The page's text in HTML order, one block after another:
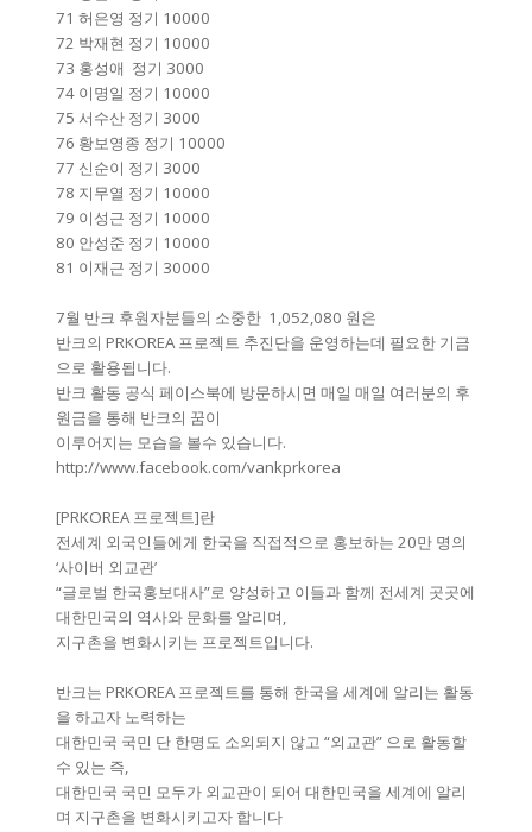
71 허은영 정기 10000
72 박재현 정기 10000
73 홍성애 정기 3000
74 이명일 정기 10000
75 서수산 정기 3000
76 황보영종 정기 10000
77 신순이 정기 3000
78 지무열 정기 10000
79 이성근 정기 10000
80 안성준 정기 10000
81 이재근 정기 30000
7월 반크 후원자분들의 소중한 1,052,080 원은
반크의 PRKOREA 프로젝트 추진단을 운영하는데 필요한 기금
으로 활용됩니다.
반크 활동 공식 페이스북에 방문하시면 매일 매일 여러분의 후
원금을 통해 반크의 꿈이
이루어지는 모습을 볼수 있습니다.
http://www.facebook.com/vankprkorea
[PRKOREA 프로젝트]란
전세계 외국인들에게 한국을 직접적으로 홍보하는 20만 명의
‘사이버 외교관’
“글로벌 한국홍보대사”로 양성하고 이들과 함께 전세계 곳곳에
대한민국의 역사와 문화를 알리며,
지구촌을 변화시키는 프로젝트입니다.
반크는 PRKOREA 프로젝트를 통해 한국을 세계에 알리는 활동
을 하고자 노력하는
대한민국 국민 단 한명도 소외되지 않고 “외교관” 으로 활동할
수 있는 즉,
대한민국 국민 모두가 외교관이 되어 대한민국을 세계에 알리
며 지구촌을 변화시키고자 합니다